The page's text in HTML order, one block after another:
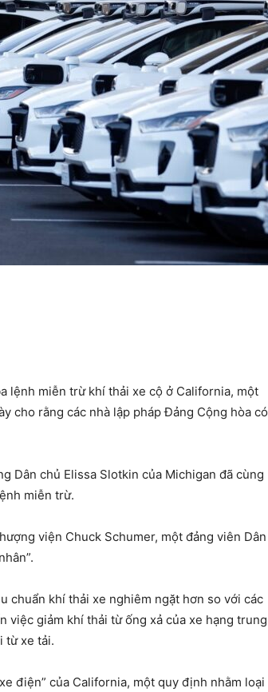
lệnh miễn trừ khí thải xe cộ ở California, một
cho rằng các nhà lập pháp Đảng Cộng hòa có
Dân chủ Elissa Slotkin của Michigan đã cùng
miễn trừ.
viện Chuck Schumer, một đảng viên Dân
chuẩn khí thải xe nghiêm ngặt hơn so với các
việc giảm khí thải từ ống xả của xe hạng trung
từ xe tải.
điện” của California, một quy định nhằm loại